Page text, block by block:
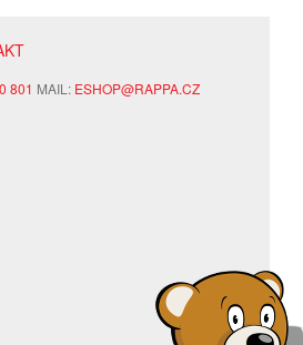
801 MAIL: ESHOP@RAPPA.CZ